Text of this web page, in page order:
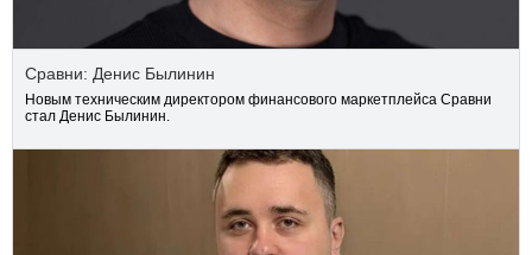
Сравни: Денис Былинин
Новым техническим директором финансового маркетплейса Сравни
стал Денис Былинин.